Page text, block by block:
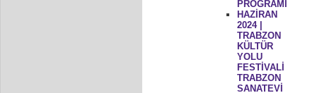
PROGRAMI
HAZİRAN
2024 |
TRABZON
KÜLTÜR
YOLU
FESTİVALİ
TRABZON
SANATEVİ